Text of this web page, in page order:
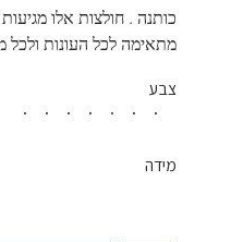
כותנה . חולצות אלו
מתאימה לכל העונות ולכל
צבע
מידה